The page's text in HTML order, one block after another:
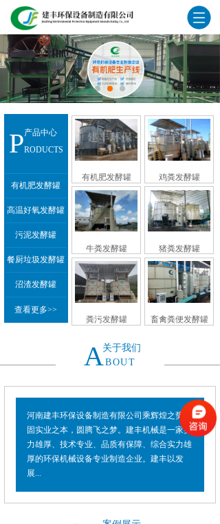
产品中心
PRODUCTS
有机肥发酵罐
高温好氧发酵罐
污泥发酵罐
餐厨垃圾发酵罐
沼渣发酵罐
查看更多>>
有机肥发酵罐 鸡粪发酵罐
牛粪发酵罐 猪粪发酵罐
粪污发酵罐 畜禽粪便发酵罐
关于我们
ABOUT
河南建丰环保设备制造有限公司乘辉煌之势，
固实业之本，圆腾飞之梦。建丰机械是一家实
力雄厚、技术专业、品质有保障、综合实力雄
厚的环保机械设备专业制造企业。建丰以发
展...